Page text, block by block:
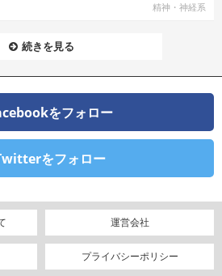
精神・神経系
続きを見る
をフォロー
をフォロー
運営会社
プライバシーポリシー